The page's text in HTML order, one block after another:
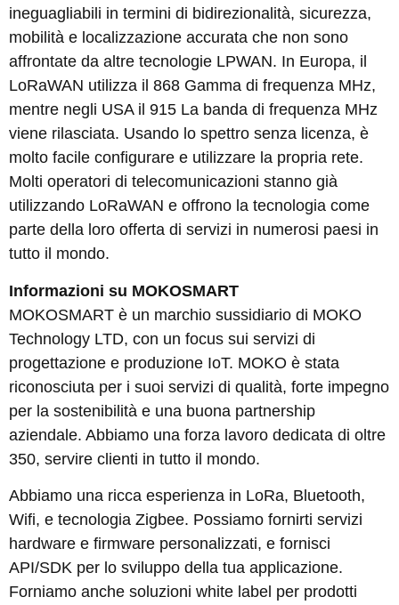
ineguagliabili in termini di bidirezionalità, sicurezza,
mobilità e localizzazione accurata che non sono
affrontate da altre tecnologie LPWAN. In Europa, il
LoRaWAN utilizza il 868 Gamma di frequenza MHz,
mentre negli USA il 915 La banda di frequenza MHz
viene rilasciata. Usando lo spettro senza licenza, è
molto facile configurare e utilizzare la propria rete.
Molti operatori di telecomunicazioni stanno già
utilizzando LoRaWAN e offrono la tecnologia come
parte della loro offerta di servizi in numerosi paesi in
tutto il mondo.
Informazioni su MOKOSMART
MOKOSMART è un marchio sussidiario di MOKO
Technology LTD, con un focus sui servizi di
progettazione e produzione IoT. MOKO è stata
riconosciuta per i suoi servizi di qualità, forte impegno
per la sostenibilità e una buona partnership
aziendale. Abbiamo una forza lavoro dedicata di oltre
350, servire clienti in tutto il mondo.
Abbiamo una ricca esperienza in LoRa, Bluetooth,
Wifi, e tecnologia Zigbee. Possiamo fornirti servizi
hardware e firmware personalizzati, e fornisci
API/SDK per lo sviluppo della tua applicazione.
Forniamo anche soluzioni white label per prodotti